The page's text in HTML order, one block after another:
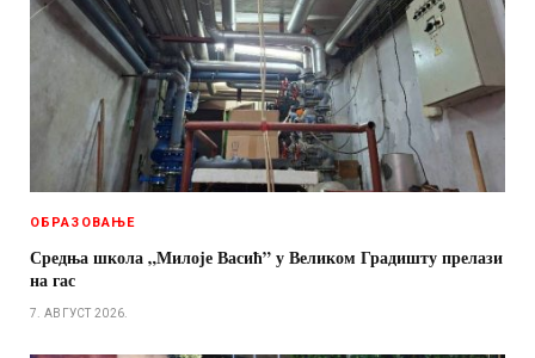
ОБРАЗОВАЊЕ
Средња школа „Милоје Васић” у Великом Градишту прелази
на гас
7. АВГУСТ 2026.